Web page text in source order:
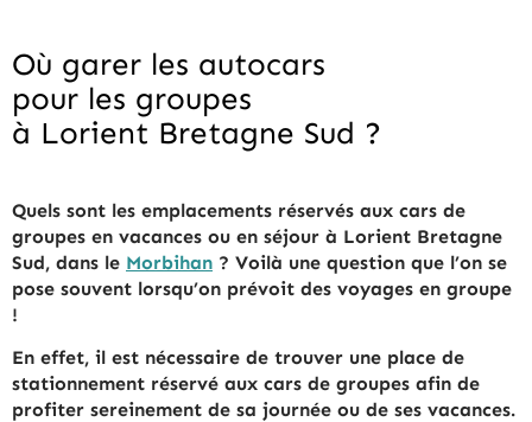
Où garer les autocars
pour les groupes
à Lorient Bretagne Sud ?
Quels sont les emplacements réservés aux cars de
groupes en vacances ou en séjour à Lorient Bretagne
Sud, dans le Morbihan ? Voilà une question que l’on se
pose souvent lorsqu’on prévoit des voyages en groupe
!
En effet, il est nécessaire de trouver une place de
stationnement réservé aux cars de groupes afin de
profiter sereinement de sa journée ou de ses vacances.